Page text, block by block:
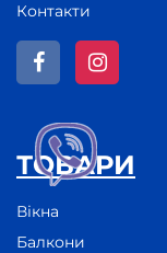
Контакти
ТОВАРИ
Вікна
Балкони